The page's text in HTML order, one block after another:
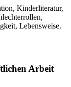
Kinderliteratur,
Lebensweise.
Arbeit